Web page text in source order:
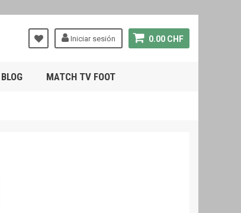
0.00 CHF
Iniciar sesión
BLOG MATCH TV FOOT